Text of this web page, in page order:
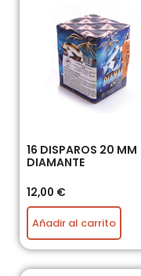
16 DISPAROS 20 MM
DIAMANTE
12,00 €
Añadir al carrito